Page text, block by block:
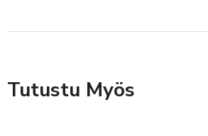
Tutustu Myös